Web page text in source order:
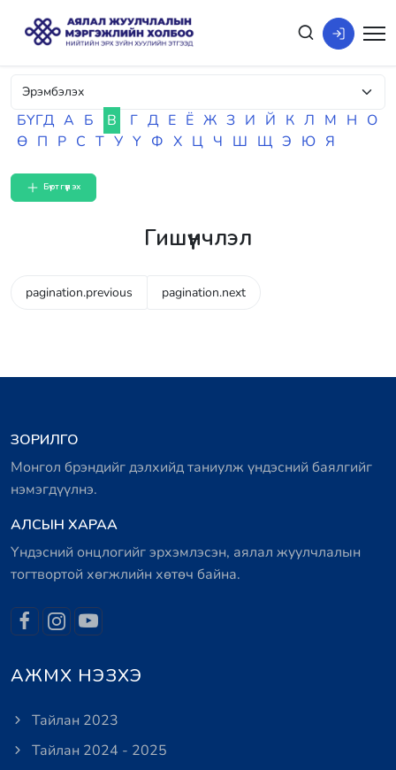
БҮГД А Б В Г Д Е Ё Ж З И Й К Л М Н О
Ө П Р С Т У Ү Ф Х Ц Ч Ш Щ Э Ю Я
Бүртгүүлэх
Гишүүнчлэл
pagination.previous pagination.next
ЗОРИЛГО
Монгол брэндийг дэлхийд таниулж үндэсний баялгийг
нэмэгдүүлнэ.
АЛСЫН ХАРАА
Үндэсний онцлогийг эрхэмлэсэн, аялал жуулчлалын
тогтвортой хөгжлийн хөтөч байна.
АЖМХ НЭЗХЭ
Тайлан 2023
Тайлан 2024 - 2025